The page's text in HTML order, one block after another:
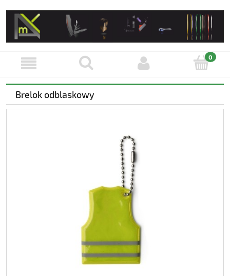
Brelok odblaskowy